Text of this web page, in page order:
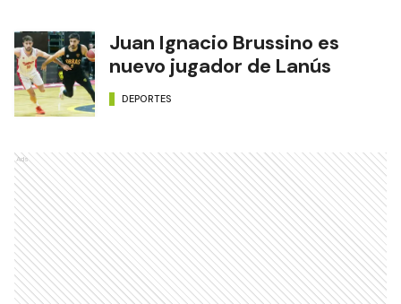
Juan Ignacio Brussino es
nuevo jugador de Lanús
DEPORTES
Ads